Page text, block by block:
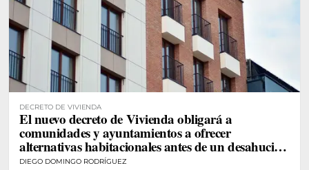
DECRETO DE VIVIENDA
El nuevo decreto de Vivienda obligará a
comunidades y ayuntamientos a ofrecer
alternativas habitacionales antes de un desahucio
de personas vulnerables
DIEGO DOMINGO RODRÍGUEZ